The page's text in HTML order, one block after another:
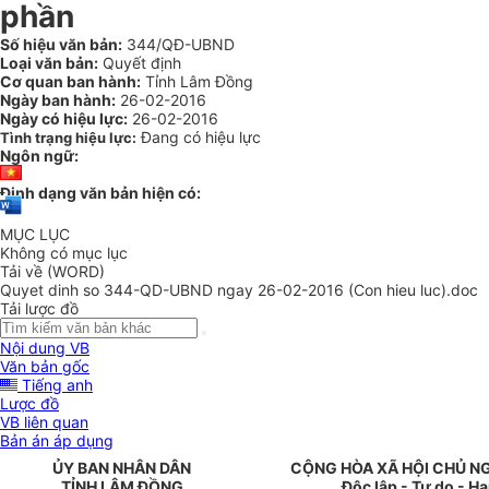
phần
Số hiệu văn bản: 344/QĐ-UBND
Loại văn bản: Quyết định
Cơ quan ban hành: Tỉnh Lâm Đồng
Ngày ban hành: 26-02-2016
Ngày có hiệu lực: 26-02-2016
Tình trạng hiệu lực: Đang có hiệu lực
Ngôn ngữ:
Định dạng văn bản hiện có:
MỤC LỤC
Không có mục lục
Tải về (WORD)
Quyet dinh so 344-QD-UBND ngay 26-02-2016 (Con hieu luc).doc
Tải lược đồ
Nội dung VB
Văn bản gốc
Tiếng anh
Lược đồ
VB liên quan
Bản án áp dụng
ỦY BAN NHÂN DÂN
CỘNG HÒA XÃ HỘI CHỦ